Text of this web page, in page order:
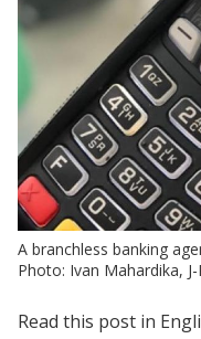
A branchless banking
Photo: Ivan Mahardika, J-
Read this post in